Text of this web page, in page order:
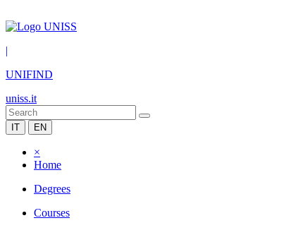
|
UNIFIND
uniss.it
IT EN
×
Home
Degrees
Courses